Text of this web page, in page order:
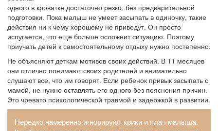
одного в кроватке достаточно резко, без предварительной
подготовки. Пока малыш не умеет засыпать в одиночку, такие
действия ни к чему хорошему не приведут. Он просто
испугается, что еще больше осложнит ситуацию. Поэтому
приучать детей к самостоятельному отдыху нужно постепенно.
Не объясняют деткам мотивов своих действий. В 11 месяцев
они отлично понимают своих родителей и внимательно
слушают все, что им говорят. Если ребенок привык засыпать с
мамой, не нужно оставлять его одного без пояснения причин.
Это чревато психологической травмой и задержкой в развитии.
Нередко намеренно игнорируют крики и плач малыша.